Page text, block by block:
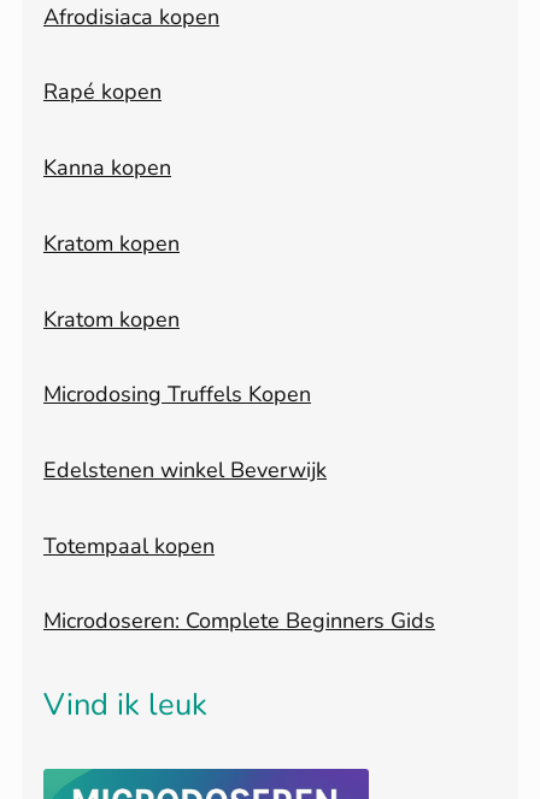
Afrodisiaca kopen
Rapé kopen
Kanna kopen
Kratom kopen
Kratom kopen
Microdosing Truffels Kopen
Edelstenen winkel Beverwijk
Totempaal kopen
Microdoseren: Complete Beginners Gids
Vind ik leuk